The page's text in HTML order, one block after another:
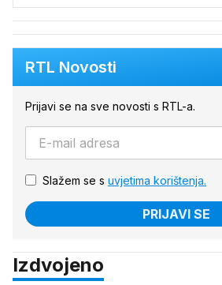
RTL Novosti
Prijavi se na sve novosti s RTL-a.
Slažem se s uvjetima korištenja.
PRIJAVI SE
Izdvojeno